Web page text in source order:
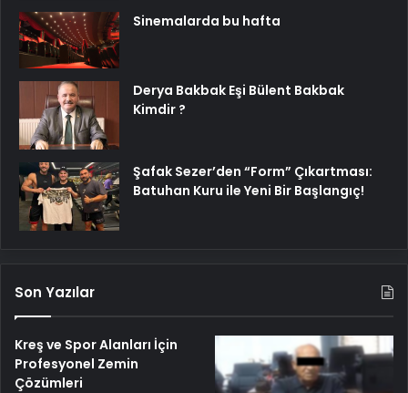
Sinemalarda bu hafta
Derya Bakbak Eşi Bülent Bakbak
Kimdir ?
Şafak Sezer’den “Form” Çıkartması:
Batuhan Kuru ile Yeni Bir Başlangıç!
Son Yazılar
Kreş ve Spor Alanları İçin
Profesyonel Zemin
Çözümleri